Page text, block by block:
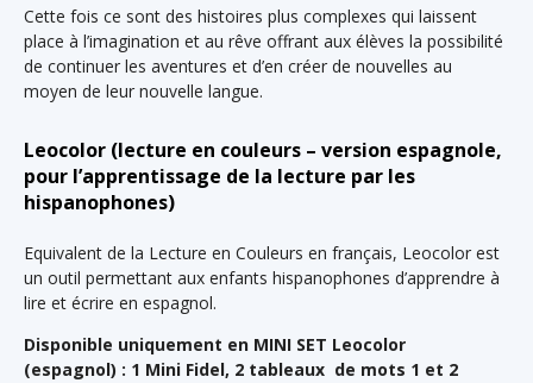
Cette fois ce sont des histoires plus complexes qui laissent
place à l’imagination et au rêve offrant aux élèves la possibilité
de continuer les aventures et d’en créer de nouvelles au
moyen de leur nouvelle langue.
Leocolor (lecture en couleurs – version espagnole,
pour l’apprentissage de la lecture par les
hispanophones)
Equivalent de la Lecture en Couleurs en français, Leocolor est
un outil permettant aux enfants hispanophones d’apprendre à
lire et écrire en espagnol.
Disponible uniquement en MINI SET Leocolor
(espagnol) : 1 Mini Fidel, 2 tableaux de mots 1 et 2